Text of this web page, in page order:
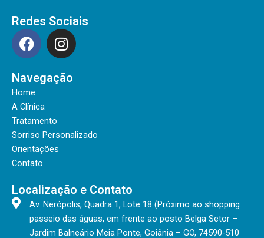
Redes Sociais
F
a
e
b
o
o
k
I
n
t
a
Navegação
Home
A Clínica
Tratamento
Sorriso Personalizado
Orientações
Contato
Localização e Contato
Av. Nerópolis, Quadra 1, Lote 18 (Próximo ao shopping
passeio das águas, em frente ao posto Belga Setor –
Jardim Balneário Meia Ponte, Goiânia – GO, 74590-510